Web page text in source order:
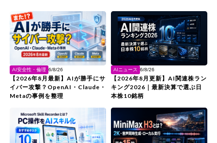
AI安全性・倫理 6/8/26
【2026年8月最新】AIが勝手にサ
イバー攻撃？OpenAI・Claude・
Metaの事例を整理
AIニュース 6/8/26
【2026年8月更新】AI関連株ラン
キング2026｜最新決算で選ぶ日
本株10銘柄